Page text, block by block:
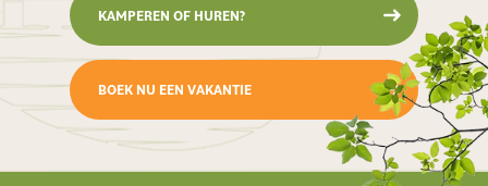
KAMPEREN OF HUREN?
BOEK NU EEN VAKANTIE